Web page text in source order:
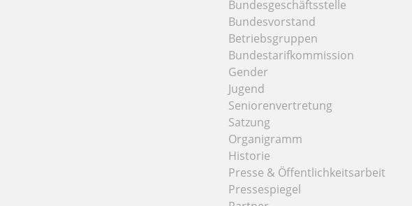
Bundesgeschäftsstelle
Bundesvorstand
Betriebsgruppen
Bundestarifkommission
Gender
Jugend
Seniorenvertretung
Satzung
Organigramm
Historie
Presse & Öffentlichkeitsarbeit
Pressespiegel